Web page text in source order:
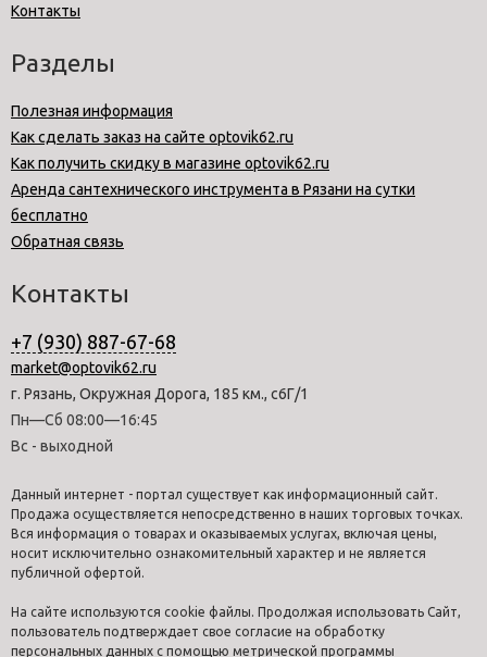
Контакты
Разделы
Полезная информация
Как сделать заказ на сайте optovik62.ru
Как получить скидку в магазине optovik62.ru
Аренда сантехнического инструмента в Рязани на сутки
бесплатно
Обратная связь
Контакты
+7 (930) 887-67-68
market@optovik62.ru
г. Рязань, Окружная Дорога, 185 км., с6Г/1
Пн—Сб 08:00—16:45
Вс - выходной
Данный интернет - портал существует как информационный сайт.
Продажа осуществляется непосредственно в наших торговых точках.
Вся информация о товарах и оказываемых услугах, включая цены,
носит исключительно ознакомительный характер и не является
публичной офертой.
На сайте используются cookie файлы. Продолжая использовать Сайт,
пользователь подтверждает свое согласие на обработку
персональных данных с помощью метрической программы